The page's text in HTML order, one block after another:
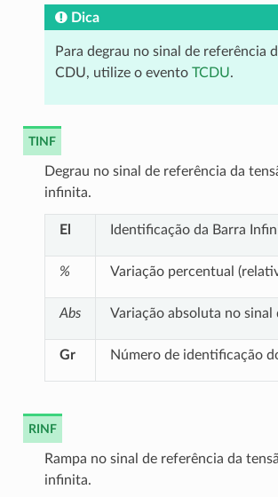
Dica
Para degrau no sinal de referência
CDU, utilize o evento TCDU.
TINF
Degrau no sinal de referência da
infinita.
El Identificação da Barra
% Variação percentual
Abs Variação absoluta no sinal
Gr Número de identificação
RINF
Rampa no sinal de referência da
infinita.